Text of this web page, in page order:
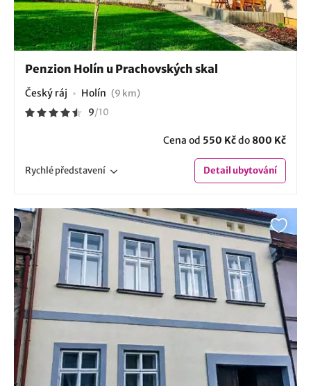
Penzion Holín u Prachovských skal
Český ráj Holín (9 km)
9/10
Cena od 550 Kčdo 800 Kč
Rychlépředstavení Detailubytování